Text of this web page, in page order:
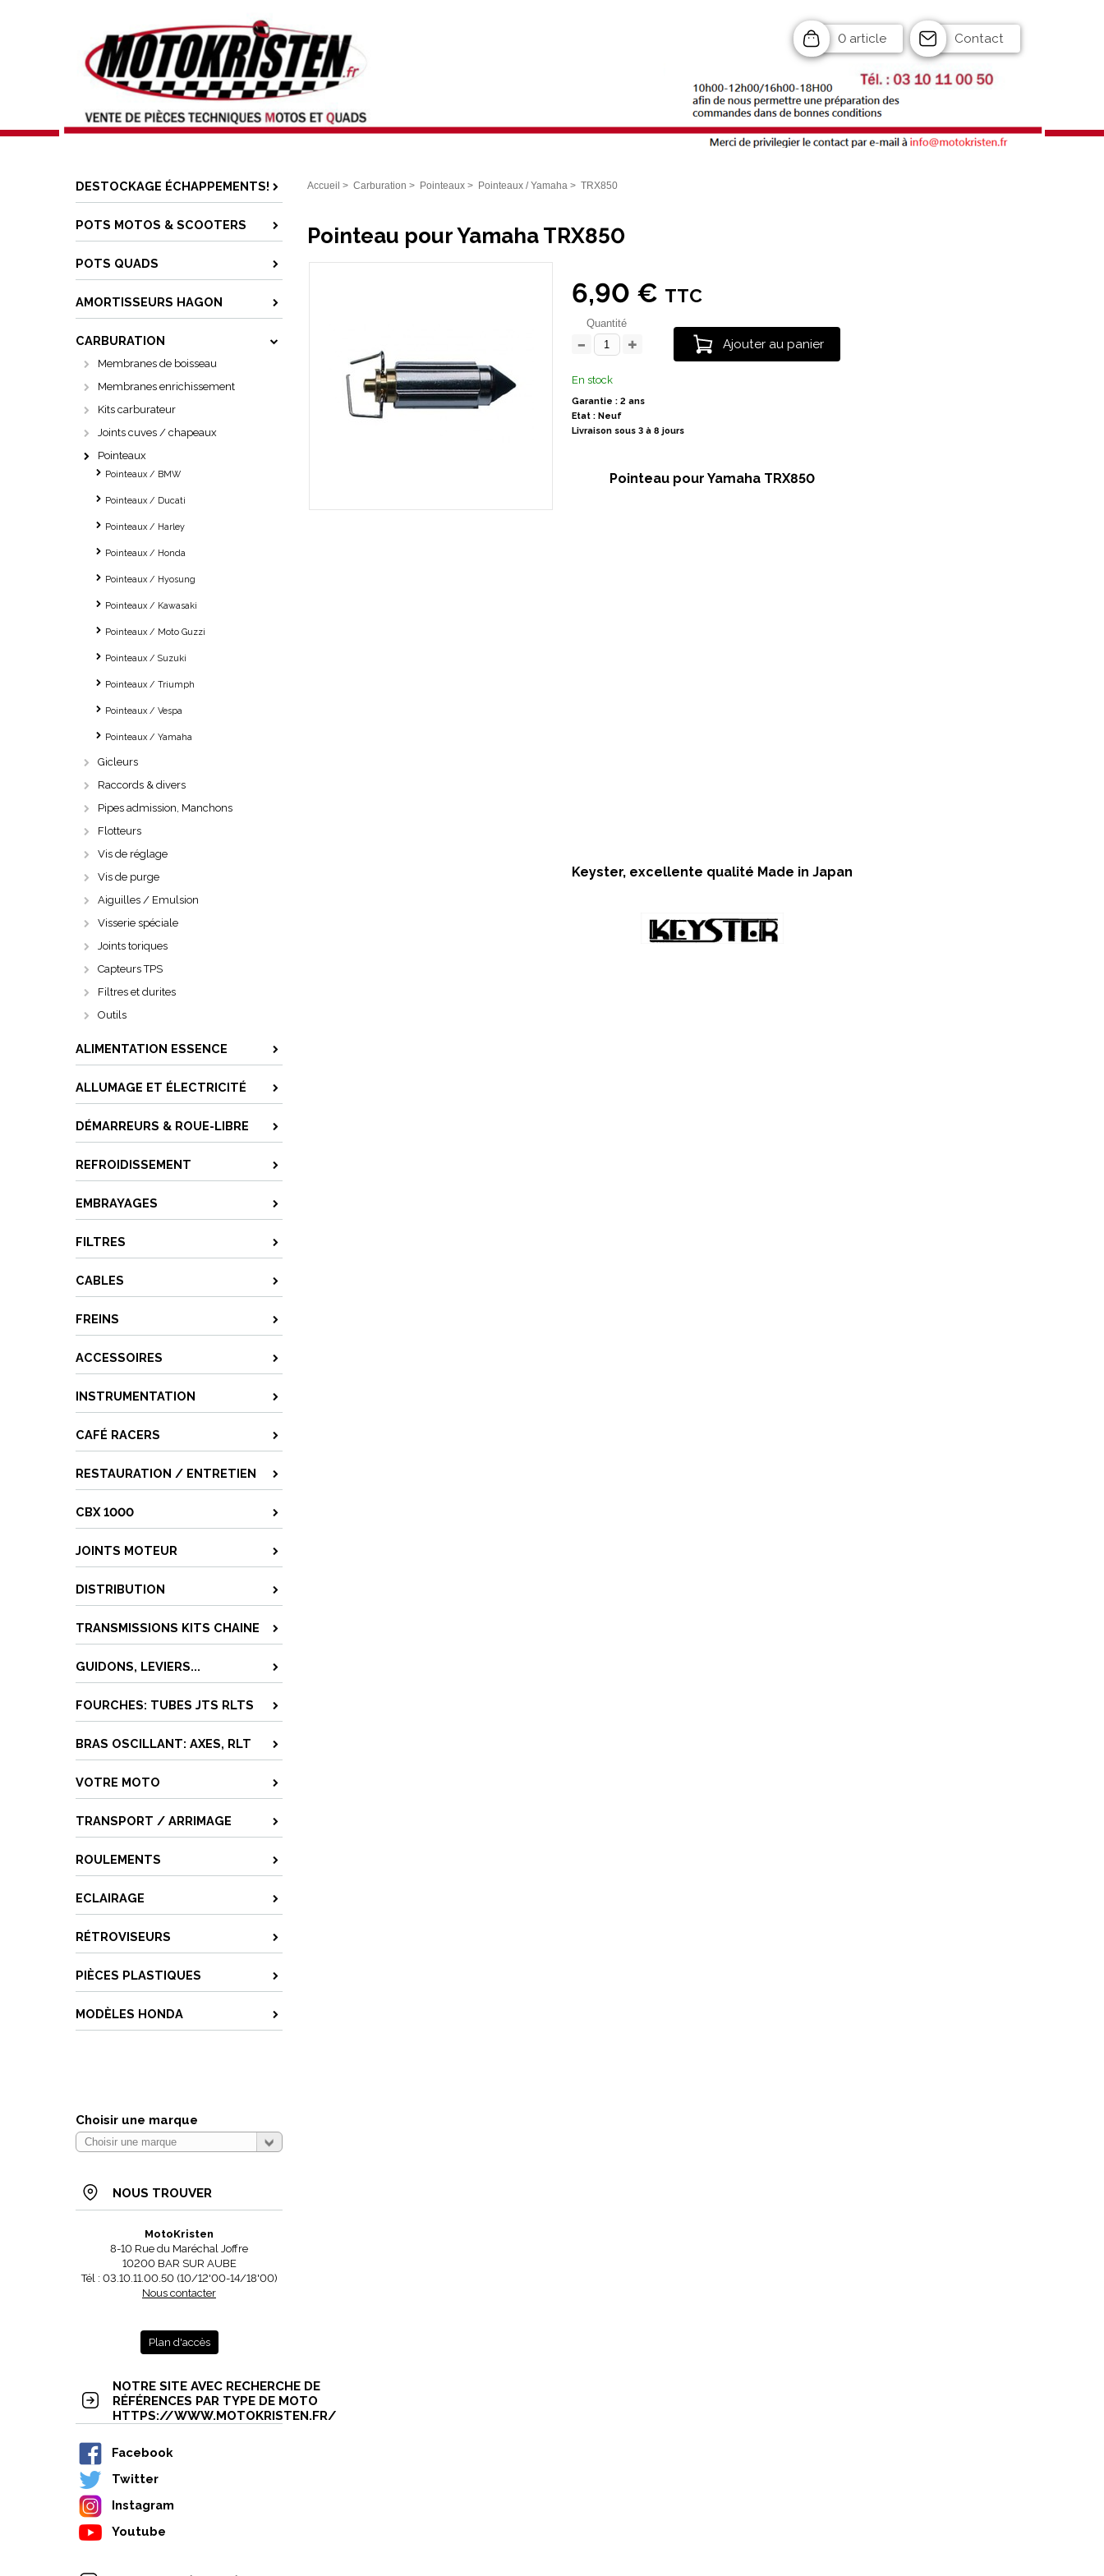
0 article Contact
DESTOCKAGE ÉCHAPPEMENTS!
POTS MOTOS & SCOOTERS
POTS QUADS
AMORTISSEURS HAGON
CARBURATION
Membranes de boisseau
Membranes enrichissement
Kits carburateur
Joints cuves / chapeaux
Pointeaux
Pointeaux / BMW
Pointeaux / Ducati
Pointeaux / Harley
Pointeaux / Honda
Pointeaux / Hyosung
Pointeaux / Kawasaki
Pointeaux / Moto Guzzi
Pointeaux / Suzuki
Pointeaux / Triumph
Pointeaux / Vespa
Pointeaux / Yamaha
Gicleurs
Raccords & divers
Pipes admission, Manchons
Flotteurs
Vis de réglage
Vis de purge
Aiguilles / Emulsion
Visserie spéciale
Joints toriques
Capteurs TPS
Filtres et durites
Outils
ALIMENTATION ESSENCE
ALLUMAGE ET ÉLECTRICITÉ
DÉMARREURS & ROUE-LIBRE
REFROIDISSEMENT
EMBRAYAGES
FILTRES
CABLES
FREINS
ACCESSOIRES
INSTRUMENTATION
CAFÉ RACERS
RESTAURATION / ENTRETIEN
CBX 1000
JOINTS MOTEUR
DISTRIBUTION
TRANSMISSIONS KITS CHAINE
GUIDONS, LEVIERS...
FOURCHES: TUBES JTS RLTS
BRAS OSCILLANT: AXES, RLT
VOTRE MOTO
TRANSPORT / ARRIMAGE
ROULEMENTS
ECLAIRAGE
RÉTROVISEURS
PIÈCES PLASTIQUES
MODÈLES HONDA
Choisir une marque
NOUS TROUVER
MotoKristen
8-10 Rue du Maréchal Joffre
10200 BAR SUR AUBE
Tél : 03.10.11.00.50 (10/12'00-14/18'00)
Nous contacter
Plan d'accès
NOTRE SITE AVEC RECHERCHE DE
RÉFÉRENCES PAR TYPE DE MOTO
HTTPS://WWW.MOTOKRISTEN.FR/
Facebook
Twitter
Instagram
Youtube
Accueil > Carburation > Pointeaux > Pointeaux / Yamaha > TRX850
Pointeau pour Yamaha TRX850
6,90 € TTC
Quantité
Ajouter au panier
En stock
Garantie : 2 ans
Etat : Neuf
Livraison sous 3 à 8 jours
Pointeau pour Yamaha TRX850
Keyster, excellente qualité Made in Japan